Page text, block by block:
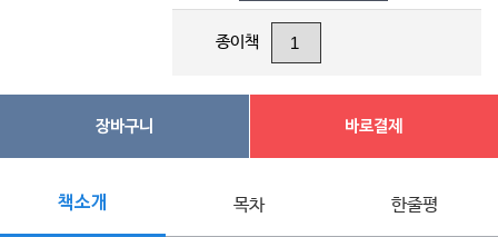
종이책
장바구니 바로결제
책소개 목차 한줄평